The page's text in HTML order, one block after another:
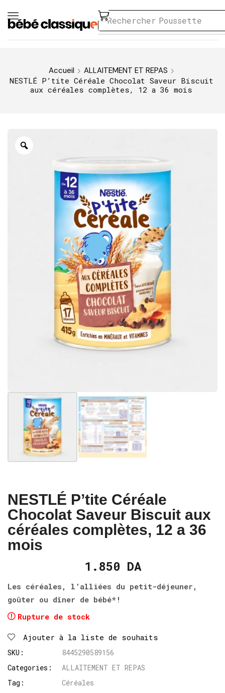
Rechercher Poussette
Accueil
ALLAITEMENT ET REPAS
NESTLÉ P’tite Céréale Chocolat Saveur Biscuit
aux céréales complètes, 12 a 36 mois
NESTLÉ P’tite Céréale
Chocolat Saveur Biscuit aux
céréales complètes, 12 a 36
mois
1.850 DA
Les céréales, l’alliées du petit-déjeuner,
goûter ou dîner de bébé*!
Rupture de stock
Ajouter à la liste de souhaits
SKU:
8445290589156
Categories:
ALLAITEMENT ET REPAS
Tag:
Céréales